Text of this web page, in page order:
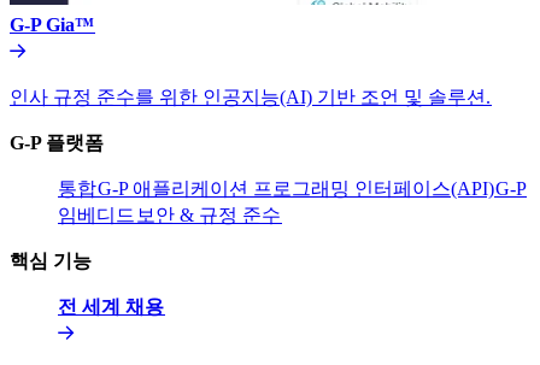
G-P Gia™​​
인사 규정 준수를 위한 인공지능(AI) 기반 조언 및 솔루션.​​
G-P 플랫폼​​
통합​​G-P 애플리케이션 프로그래밍 인터페이스(API)​​G-P
임베디드​​ 보안 & 규정 준수​​
핵심 기능​​
전 세계 채용​​